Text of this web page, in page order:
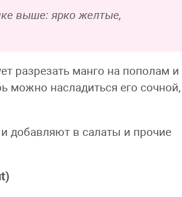
выше: ярко желтые,
разрезать манго на пополам и
можно насладиться его сочной,
добавляют в салаты и прочие